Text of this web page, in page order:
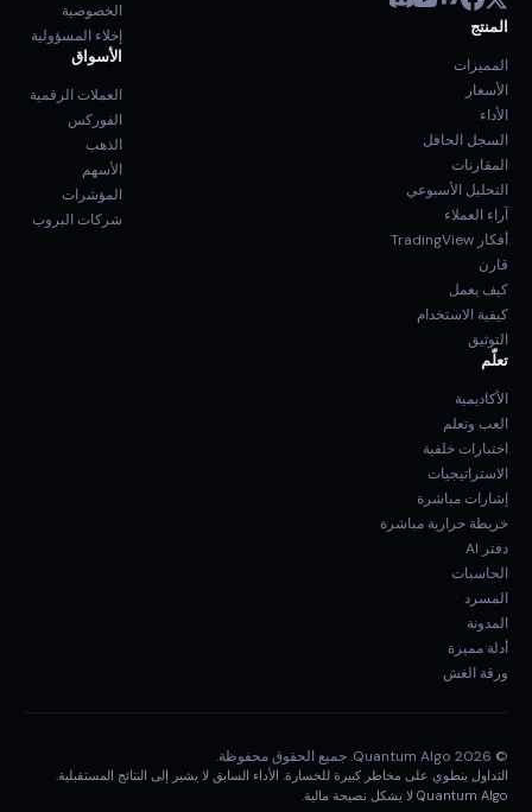
المنتج
المميزات
الأسعار
الأداء
السجل الحافل
المقارنات
التحليل الأسبوعي
آراء العملاء
أفكار TradingView
قارن
كيف يعمل
كيفية الاستخدام
التوثيق
تعلّم
الأكاديمية
العب وتعلم
اختبارات خلفية
الاستراتيجيات
إشارات مباشرة
خريطة حرارية مباشرة
دفتر AI
الحاسبات
المسرد
المدونة
أدلة مميزة
ورقة الغش
الخصوصية
إخلاء المسؤولية
الأسواق
العملات الرقمية
الفوركس
الذهب
الأسهم
المؤشرات
شركات البروب
© 2026 Quantum Algo. جميع الحقوق محفوظة.
التداول ينطوي على مخاطر كبيرة للخسارة. الأداء السابق لا يشير إلى النتائج المستقبلية.
Quantum Algo لا يشكل نصيحة مالية.